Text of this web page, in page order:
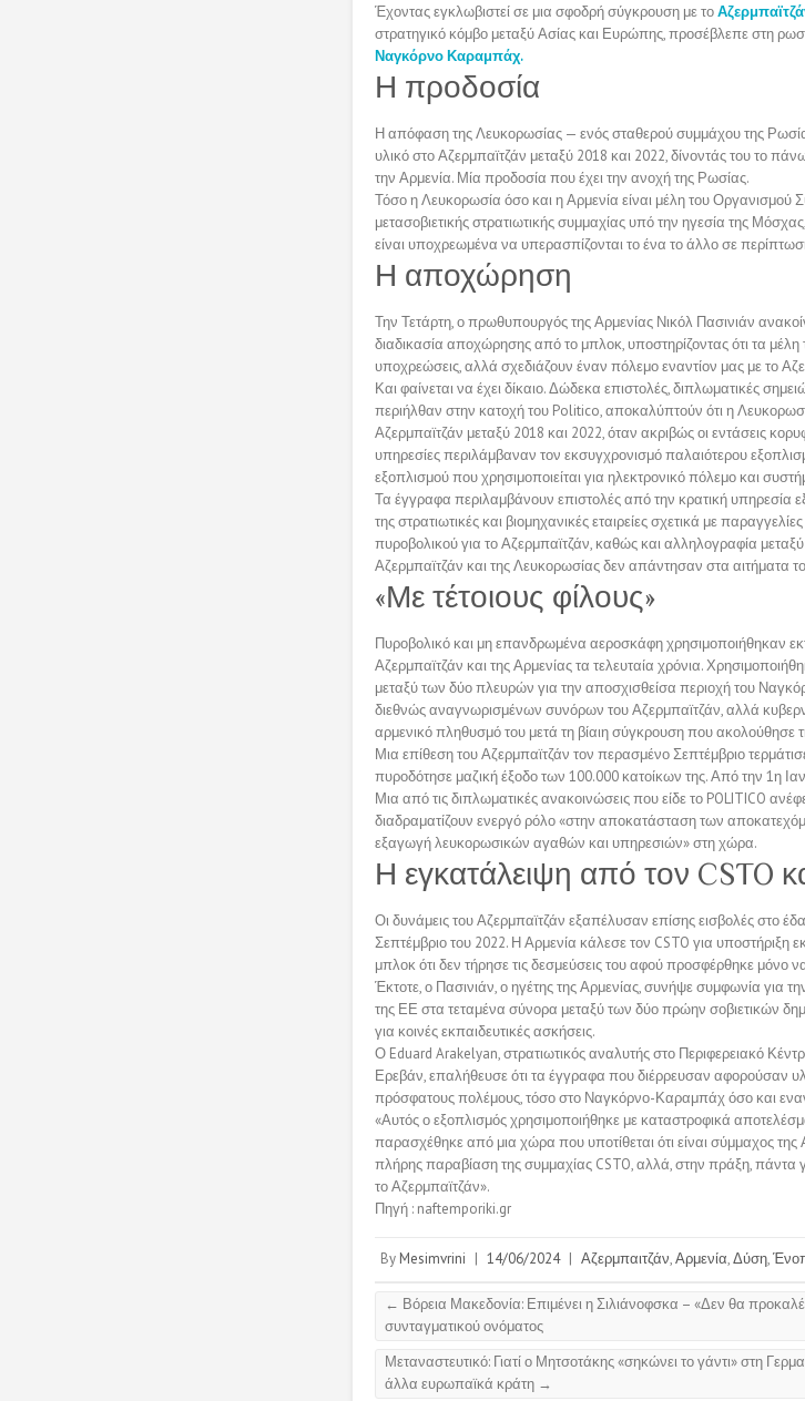
Έχοντας εγκλωβιστεί σε μια σφοδρή σύγκρουση με το
στρατηγικό κόμβο μεταξύ Ασίας και Ευρώπης, προσέβλεπε στη
Ναγκόρνο Καραμπάχ.
Η προδοσία
Η απόφαση της Λευκορωσίας — ενός σταθερού συμμάχου της
υλικό στο Αζερμπαϊτζάν μεταξύ 2018 και 2022, δίνοντάς του το
την Αρμενία. Μία προδοσία που έχει την ανοχή της Ρωσίας.
Τόσο η Λευκορωσία όσο και η Αρμενία είναι μέλη του Οργανισμού
μετασοβιετικής στρατιωτικής συμμαχίας υπό την ηγεσία της
είναι υποχρεωμένα να υπερασπίζονται το ένα το άλλο σε
Η αποχώρηση
Την Τετάρτη, ο πρωθυπουργός της Αρμενίας Νικόλ Πασινιάν
διαδικασία αποχώρησης από το μπλοκ, υποστηρίζοντας ότι τα μέλη
υποχρεώσεις, αλλά σχεδιάζουν έναν πόλεμο εναντίον μας με το
Και φαίνεται να έχει δίκαιο. Δώδεκα επιστολές, διπλωματικές
περιήλθαν στην κατοχή του Politico, αποκαλύπτούν ότι η
Αζερμπαϊτζάν μεταξύ 2018 και 2022, όταν ακριβώς οι εντάσεις
υπηρεσίες περιλάμβαναν τον εκσυγχρονισμό παλαιότερου
εξοπλισμού που χρησιμοποιείται για ηλεκτρονικό πόλεμο και
Τα έγγραφα περιλαμβάνουν επιστολές από την κρατική υπηρεσία
της στρατιωτικές και βιομηχανικές εταιρείες σχετικά με
πυροβολικού για το Αζερμπαϊτζάν, καθώς και αλληλογραφία
Αζερμπαϊτζάν και της Λευκορωσίας δεν απάντησαν στα αιτήματα
«Με τέτοιους φίλους»
Πυροβολικό και μη επανδρωμένα αεροσκάφη χρησιμοποιήθηκαν
Αζερμπαϊτζάν και της Αρμενίας τα τελευταία χρόνια.
μεταξύ των δύο πλευρών για την αποσχισθείσα περιοχή του
διεθνώς αναγνωρισμένων συνόρων του Αζερμπαϊτζάν, αλλά
αρμενικό πληθυσμό του μετά τη βίαιη σύγκρουση που ακολούθησε
Μια επίθεση του Αζερμπαϊτζάν τον περασμένο Σεπτέμβριο
πυροδότησε μαζική έξοδο των 100.000 κατοίκων της. Από την 1η
Μια από τις διπλωματικές ανακοινώσεις που είδε το POLITICO
διαδραματίζουν ενεργό ρόλο «στην αποκατάσταση των
εξαγωγή λευκορωσικών αγαθών και υπηρεσιών» στη χώρα.
Η εγκατάλειψη από τον CSTO
Οι δυνάμεις του Αζερμπαϊτζάν εξαπέλυσαν επίσης εισβολές στο
Σεπτέμβριο του 2022. Η Αρμενία κάλεσε τον CSTO για υποστήριξη
μπλοκ ότι δεν τήρησε τις δεσμεύσεις του αφού προσφέρθηκε μόνο
Έκτοτε, ο Πασινιάν, ο ηγέτης της Αρμενίας, συνήψε συμφωνία για
της ΕΕ στα τεταμένα σύνορα μεταξύ των δύο πρώην σοβιετικών
για κοινές εκπαιδευτικές ασκήσεις.
Ο Eduard Arakelyan, στρατιωτικός αναλυτής στο Περιφερειακό
Ερεβάν, επαλήθευσε ότι τα έγγραφα που διέρρευσαν αφορούσαν
πρόσφατους πολέμους, τόσο στο Ναγκόρνο-Καραμπάχ όσο και
«Αυτός ο εξοπλισμός χρησιμοποιήθηκε με καταστροφικά
παρασχέθηκε από μια χώρα που υποτίθεται ότι είναι σύμμαχος της
πλήρης παραβίαση της συμμαχίας CSTO, αλλά, στην πράξη, πάντα
το Αζερμπαϊτζάν».
Πηγή : naftemporiki.gr
By Mesimvrini | 14/06/2024 | Αζερμπαιτζάν,Αρμενία,Δύση,
← Βόρεια Μακεδονία: Επιμένει η Σιλιάνοφσκα – «Δεν θα
συνταγματικού ονόματος
Μεταναστευτικό: Γιατί ο Μητσοτάκης «σηκώνει το γάντι» στη
άλλα ευρωπαϊκά κράτη →